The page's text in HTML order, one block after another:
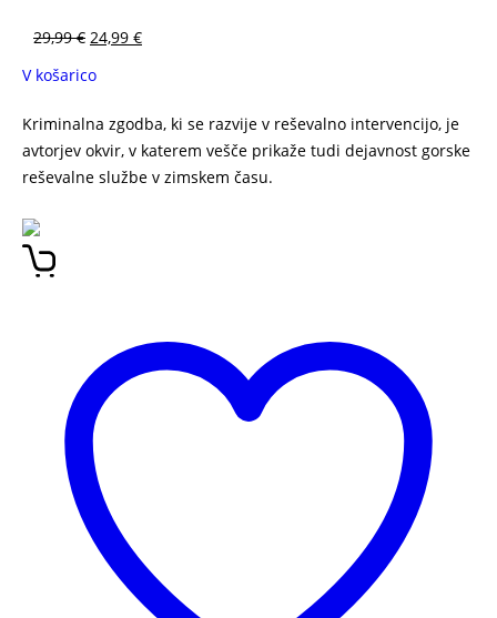
29,99€ 24,99 €
V košarico
Kriminalna zgodba, ki se razvije v reševalno intervencijo, je
avtorjev okvir, v katerem vešče prikaže tudi dejavnost gorske
reševalne službe v zimskem času.